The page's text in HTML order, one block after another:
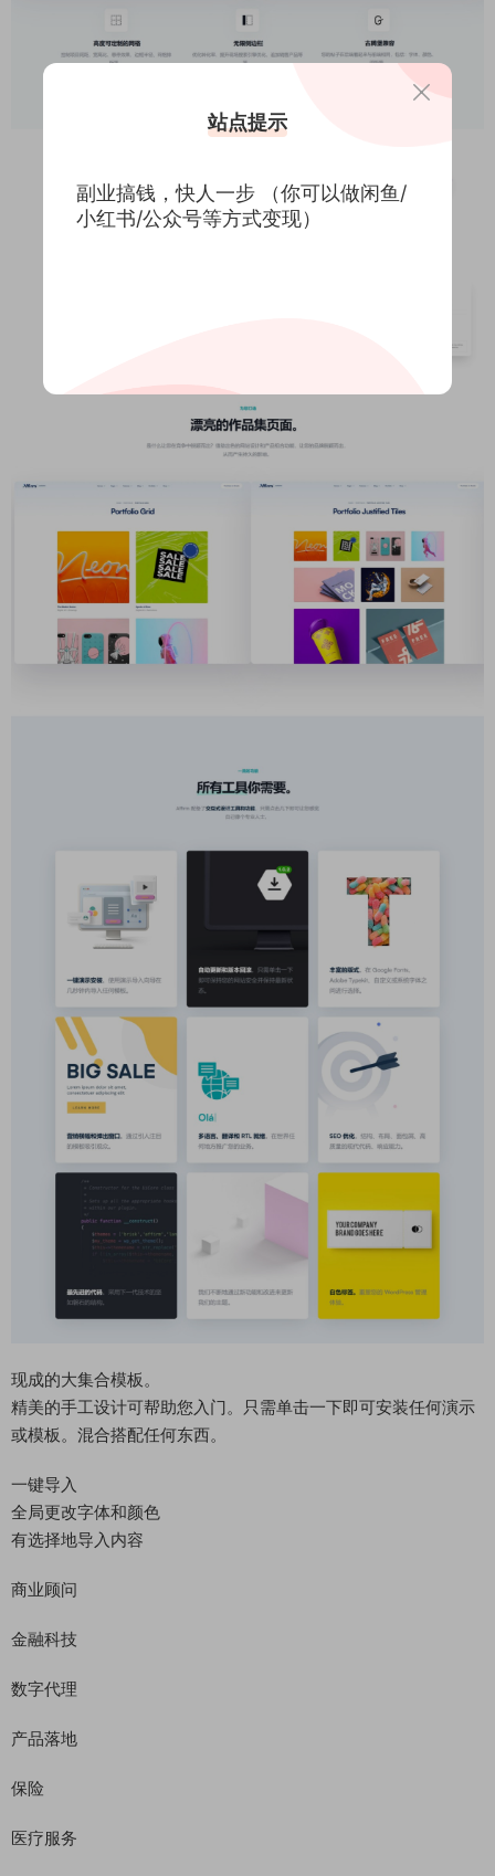
现成的大集合模板。
精美的手工设计可帮助您入门。只需单击一下即可安装任何演示
或模板。混合搭配任何东西。
一键导入
全局更改字体和颜色
有选择地导入内容
商业顾问
金融科技
数字代理
产品落地
保险
医疗服务
站点提示
副业搞钱，快人一步 （你可以做闲鱼/
小红书/公众号等方式变现）